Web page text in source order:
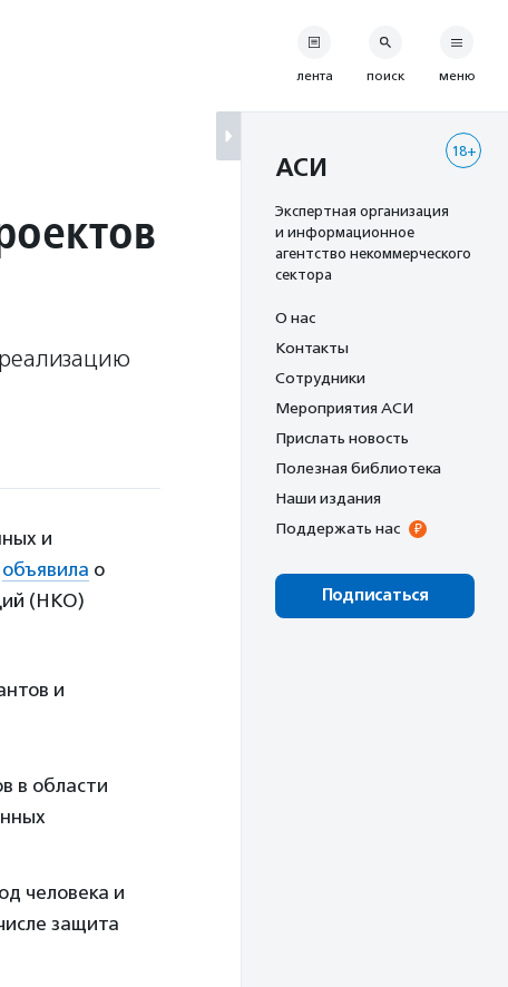
и
объявила о
(НКО)
и
в области
человека и
защита
лента поиск меню
18+
АСИ
Экспертная организация
и информационное
агентство некоммерческого
сектора
О нас
Контакты
Сотрудники
Мероприятия АСИ
Прислать новость
Полезная библиотека
Наши издания
Поддержать нас
Подписаться